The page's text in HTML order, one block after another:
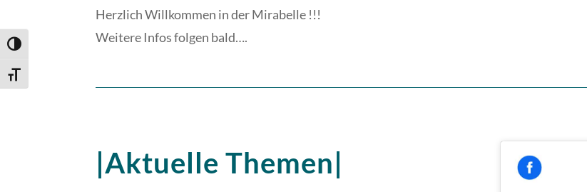
Umschalten auf hohe Kontraste
Schrift vergrößern
Herzlich Willkommen in der Mirabelle !!!
Weitere Infos folgen bald….
|Aktuelle Themen|